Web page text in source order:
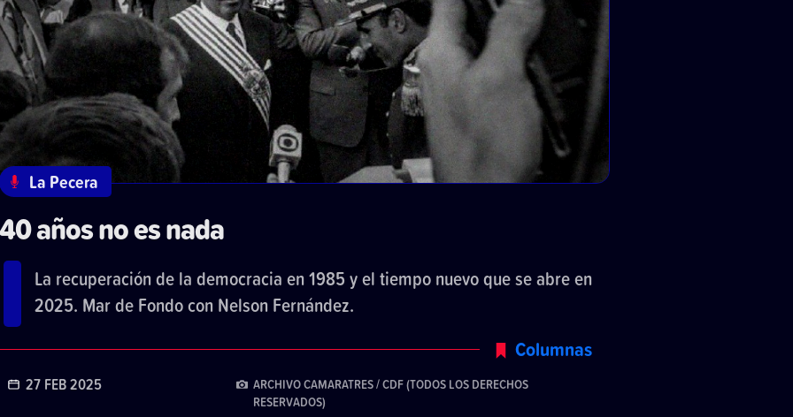
La Pecera
40 años no es nada
La recuperación de la democracia en 1985 y el tiempo nuevo que se abre en
2025. Mar de Fondo con Nelson Fernández.
Columnas
ARCHIVO CAMARATRES / CDF (TODOS LOS DERECHOS
RESERVADOS)
27 FEB 2025